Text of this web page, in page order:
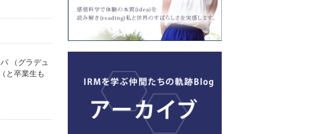
（グラデュ
と卒業生も